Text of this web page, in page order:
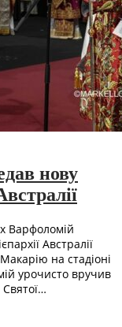
нову
Варфоломій
Австралії
на стадіоні
урочисто вручив